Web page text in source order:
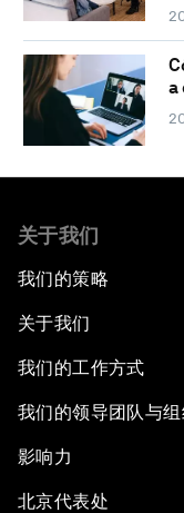
a
关于我们
我们的策略
关于我们
我们的工作方式
我们的领导团队与
影响力
北京代表处